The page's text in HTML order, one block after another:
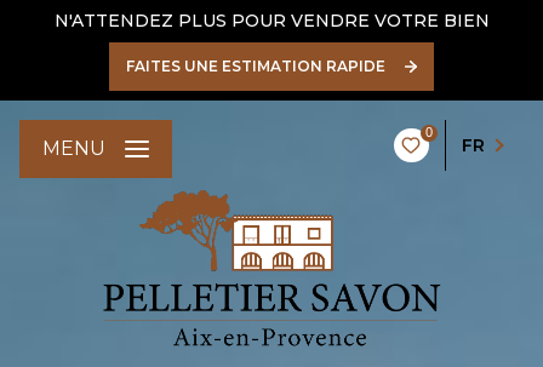
N'ATTENDEZ PLUS POUR VENDRE VOTRE BIEN
FAITES UNE ESTIMATION RAPIDE
0
FR
MENU